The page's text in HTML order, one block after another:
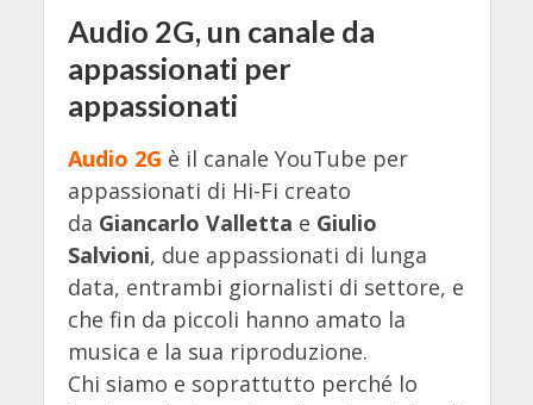
Audio 2G, un canale da
appassionati per
appassionati
Audio 2G è il canale YouTube per
appassionati di Hi-Fi creato
da Giancarlo Valletta e Giulio
Salvioni, due appassionati di lunga
data, entrambi giornalisti di settore, e
che fin da piccoli hanno amato la
musica e la sua riproduzione.
Chi siamo e soprattutto perché lo